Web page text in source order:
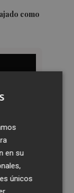
como
en su
únicos